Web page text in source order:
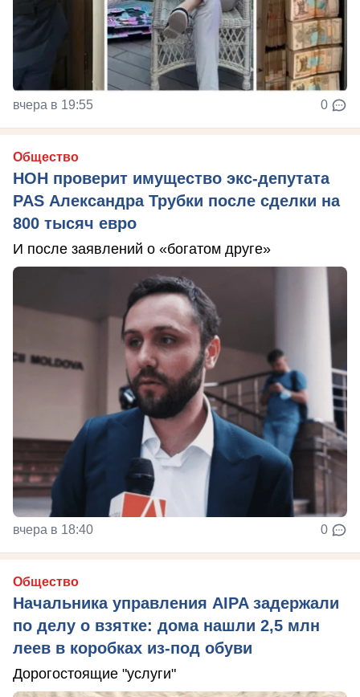
вчера в 19:55 0
Общество
НОН проверит имущество экс-депутата
PAS Александра Трубки после сделки на
800 тысяч евро
И после заявлений о «богатом друге»
вчера в 18:40 0
Общество
Начальника управления AIPA задержали
по делу о взятке: дома нашли 2,5 млн
леев в коробках из-под обуви
Дорогостоящие "услуги"